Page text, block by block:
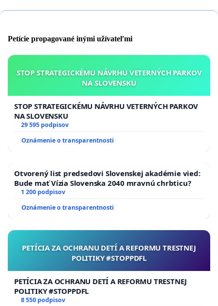
Petície propagované inými užívateľmi
STOP STRATEGICKÉMU NÁVRHU VETERNÝCH PARKOV
NA SLOVENSKU
STOP STRATEGICKÉMU NÁVRHU VETERNÝCH PARKOV
NA SLOVENSKU
29 595 podpisov
Oznámenie o transparentnosti
Otvorený list predsedovi Slovenskej akadémie vied:
Bude mať Vízia Slovenska 2040 mravnú chrbticu?
1 200 podpisov
Oznámenie o transparentnosti
PETÍCIA ZA OCHRANU DETÍ A REFORMU TRESTNEJ
POLITIKY #STOPPDFL
PETÍCIA ZA OCHRANU DETÍ A REFORMU TRESTNEJ
POLITIKY #STOPPDFL
8 550 podpisov